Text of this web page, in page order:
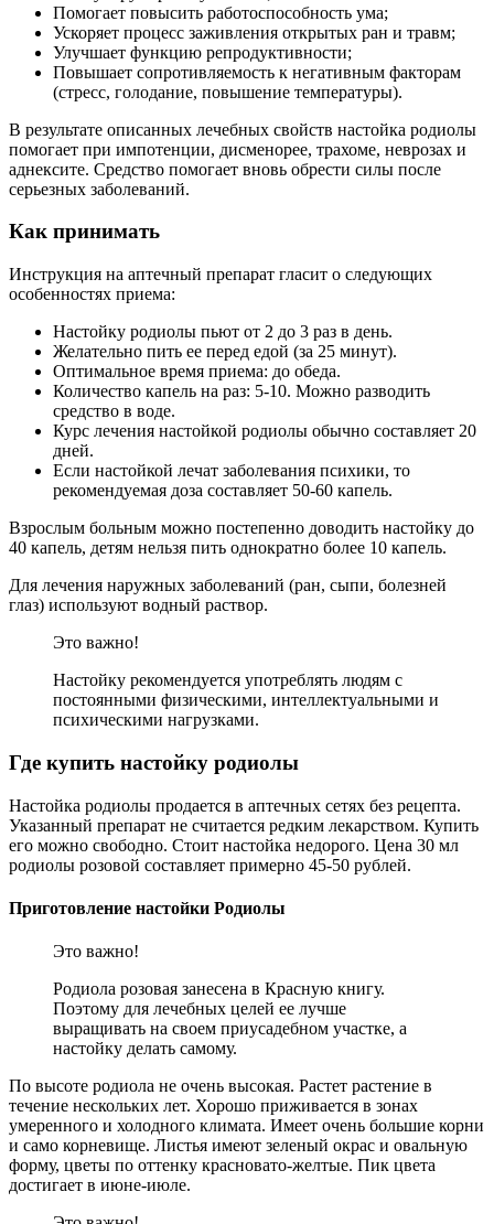
Помогает повысить работоспособность ума;
Ускоряет процесс заживления открытых ран и травм;
Улучшает функцию репродуктивности;
Повышает сопротивляемость к негативным факторам
(стресс, голодание, повышение температуры).
В результате описанных лечебных свойств настойка родиолы
помогает при импотенции, дисменорее, трахоме, неврозах и
аднексите. Средство помогает вновь обрести силы после
серьезных заболеваний.
Как принимать
Инструкция на аптечный препарат гласит о следующих
особенностях приема:
Настойку родиолы пьют от 2 до 3 раз в день.
Желательно пить ее перед едой (за 25 минут).
Оптимальное время приема: до обеда.
Количество капель на раз: 5-10. Можно разводить
средство в воде.
Курс лечения настойкой родиолы обычно составляет 20
дней.
Если настойкой лечат заболевания психики, то
рекомендуемая доза составляет 50-60 капель.
Взрослым больным можно постепенно доводить настойку до
40 капель, детям нельзя пить однократно более 10 капель.
Для лечения наружных заболеваний (ран, сыпи, болезней
глаз) используют водный раствор.
Это важно!
Настойку рекомендуется употреблять людям с
постоянными физическими, интеллектуальными и
психическими нагрузками.
Где купить настойку родиолы
Настойка родиолы продается в аптечных сетях без рецепта.
Указанный препарат не считается редким лекарством. Купить
его можно свободно. Стоит настойка недорого. Цена 30 мл
родиолы розовой составляет примерно 45-50 рублей.
Приготовление настойки Родиолы
Это важно!
Родиола розовая занесена в Красную книгу.
Поэтому для лечебных целей ее лучше
выращивать на своем приусадебном участке, а
настойку делать самому.
По высоте родиола не очень высокая. Растет растение в
течение нескольких лет. Хорошо приживается в зонах
умеренного и холодного климата. Имеет очень большие корни
и само корневище. Листья имеют зеленый окрас и овальную
форму, цветы по оттенку красновато-желтые. Пик цвета
достигает в июне-июле.